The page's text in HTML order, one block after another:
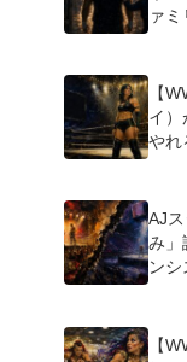
ァ
【
イ）
やれ
AJ
み」
ン
【